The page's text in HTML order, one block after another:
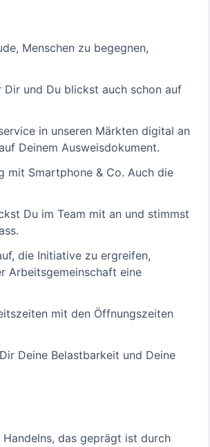
Menschen zu begegnen,
und Du blickst auch schon auf
in unseren Märkten digital an
Deinem Ausweisdokument.
mit Smartphone & Co. Auch die
Du im Team mit an und stimmst
die Initiative zu ergreifen,
Arbeitsgemeinschaft eine
mit den Öffnungszeiten
Deine Belastbarkeit und Deine
Handelns, das geprägt ist durch